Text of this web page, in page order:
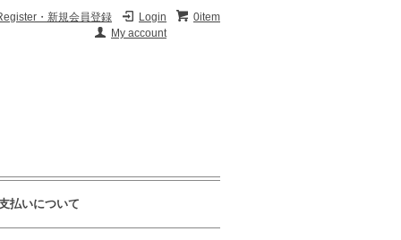
0item
Login
・新規会員登録
My account
払いについて